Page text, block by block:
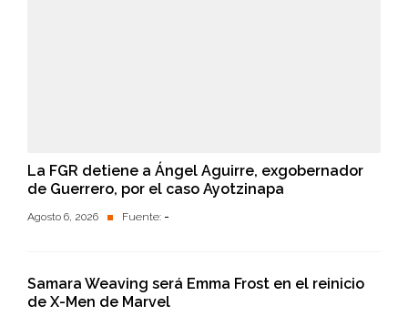
La FGR detiene a Ángel Aguirre, exgobernador
de Guerrero, por el caso Ayotzinapa
Agosto 6, 2026 Fuente: -
Samara Weaving será Emma Frost en el reinicio
de X-Men de Marvel